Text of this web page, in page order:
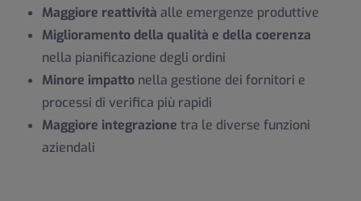
Maggiore reattività alle emergenze produttive
Miglioramento della qualità e della coerenza
nella pianificazione degli ordini
Minore impatto nella gestione dei fornitori e
processi di verifica più rapidi
Maggiore integrazione tra le diverse funzioni
aziendali